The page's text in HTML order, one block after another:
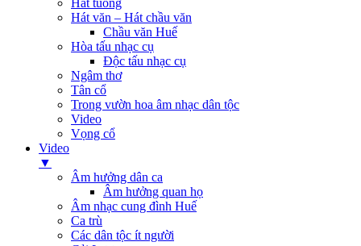
Hát tuồng
Hát văn – Hát chầu văn
Chầu văn Huế
Hòa tấu nhạc cụ
Độc tấu nhạc cụ
Ngâm thơ
Tân cổ
Trong vườn hoa âm nhạc dân tộc
Video
Vọng cổ
Video
▼
Âm hưởng dân ca
Âm hưởng quan họ
Âm nhạc cung đình Huế
Ca trù
Các dân tộc ít người